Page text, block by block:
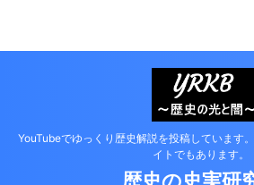
YouTubeでゆっくり歴史解説を投稿しています
イトでもあります。